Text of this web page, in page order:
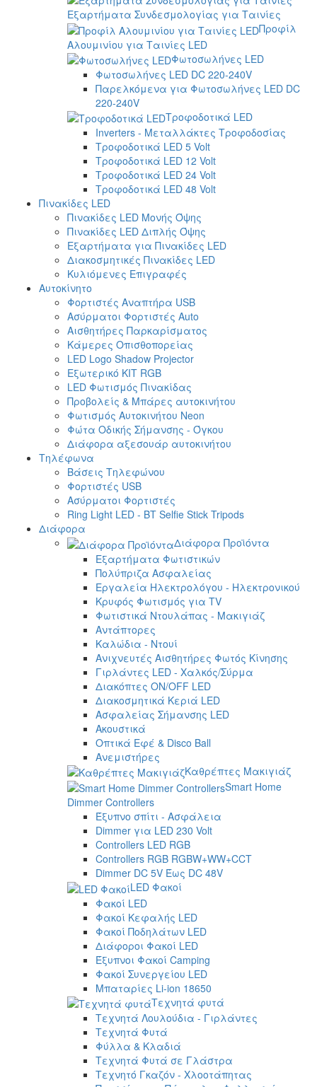
Εξαρτήματα Συνδεσμολογίας για Ταινίες
Προφίλ
Αλουμινίου για Ταινίες LED
Φωτοσωλήνες LED
Φωτοσωλήνες LED DC 220-240V
Παρελκόμενα για Φωτοσωλήνες LED DC
220-240V
Τροφοδοτικά LED
Inverters - Μεταλλάκτες Τροφοδοσίας
Τροφοδοτικά LED 5 Volt
Τροφοδοτικά LED 12 Volt
Τροφοδοτικά LED 24 Volt
Τροφοδοτικά LED 48 Volt
Πινακίδες LED
Πινακίδες LED Μονής Όψης
Πινακίδες LED Διπλής Όψης
Εξαρτήματα για Πινακίδες LED
Διακοσμητικές Πινακίδες LED
Κυλιόμενες Επιγραφές
Αυτοκίνητο
Φορτιστές Αναπτήρα USB
Ασύρματοι Φορτιστές Auto
Αισθητήρες Παρκαρίσματος
Κάμερες Οπισθοπορείας
LED Logo Shadow Projector
Εξωτερικό ΚΙΤ RGB
LED Φωτισμός Πινακίδας
Προβολείς & Μπάρες αυτοκινήτου
Φωτισμός Αυτοκινήτου Neon
Φώτα Οδικής Σήμανσης - Όγκου
Διάφορα αξεσουάρ αυτοκινήτου
Τηλέφωνα
Βάσεις Τηλεφώνου
Φορτιστές USB
Ασύρματοι Φορτιστές
Ring Light LED - BT Selfie Stick Tripods
Διάφορα
Διάφορα Προϊόντα
Εξαρτήματα Φωτιστικών
Πολύπριζα Ασφαλείας
Εργαλεία Ηλεκτρολόγου - Ηλεκτρονικού
Κρυφός Φωτισμός για TV
Φωτιστικά Ντουλάπας - Μακιγιάζ
Αντάπτορες
Καλώδια - Ντουί
Ανιχνευτές Αισθητήρες Φωτός Κίνησης
Γιρλάντες LED - Χαλκός/Σύρμα
Διακόπτες ON/OFF LED
Διακοσμητικά Κεριά LED
Ασφαλείας Σήμανσης LED
Ακουστικά
Οπτικά Εφέ & Disco Ball
Ανεμιστήρες
Καθρέπτες Μακιγιάζ
Smart Home
Dimmer Controllers
Έξυπνο σπίτι - Ασφάλεια
Dimmer για LED 230 Volt
Controllers LED RGB
Controllers RGB RGBW+WW+CCT
Dimmer DC 5V Έως DC 48V
LED Φακοί
Φακοί LED
Φακοί Κεφαλής LED
Φακοί Ποδηλάτων LED
Διάφοροι Φακοί LED
Έξυπνοι Φακοί Camping
Φακοί Συνεργείου LED
Μπαταρίες Li-ion 18650
Τεχνητά φυτά
Τεχνητά Λουλούδια - Γιρλάντες
Τεχνητά Φυτά
Φύλλα & Κλαδιά
Τεχνητά Φυτά σε Γλάστρα
Τεχνητό Γκαζόν - Χλοοτάπητας